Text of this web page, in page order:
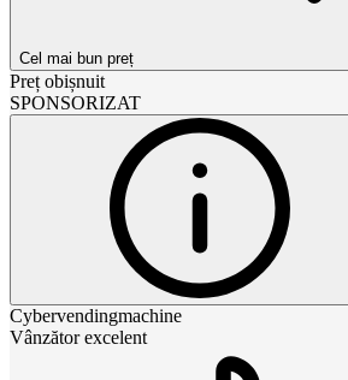
Cel mai bun preț
Preț obișnuit
SPONSORIZAT
Cybervendingmachine
Vânzător excelent